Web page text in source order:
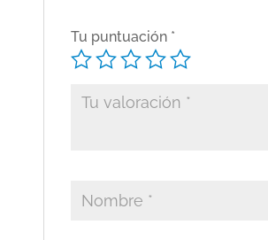
Tu puntuación *